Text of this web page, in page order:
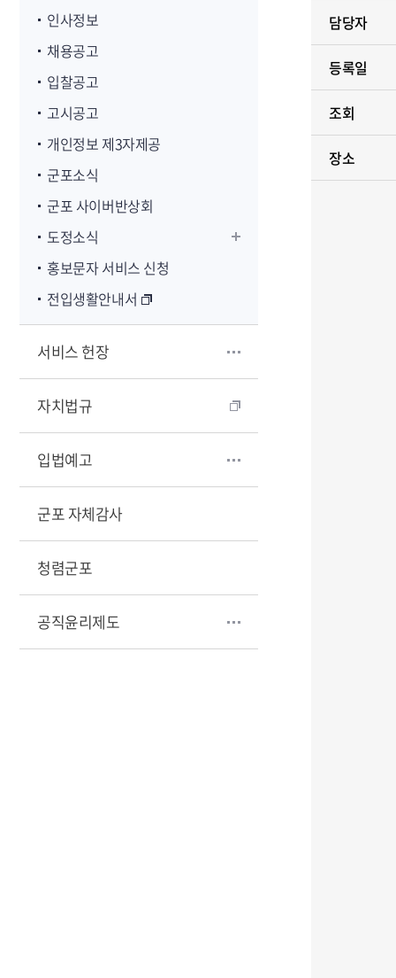
인사정보
채용공고
입찰공고
고시공고
개인정보 제3자제공
군포소식
군포 사이버반상회
도정소식
홍보문자 서비스 신청
전입생활안내서
서비스 헌장
자치법규
입법예고
군포 자체감사
청렴군포
공직윤리제도
담당자
등록일
조회
장소